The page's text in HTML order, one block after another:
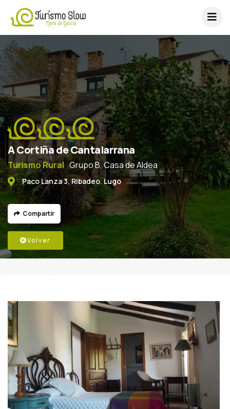
A Cortiña de Cantalarrana
Turismo Rural Grupo B, Casa de Aldea
Paco Lanza 3, Ribadeo. Lugo
Compartir
Volver